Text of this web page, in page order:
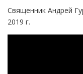
Священник Андрей
2019 г.